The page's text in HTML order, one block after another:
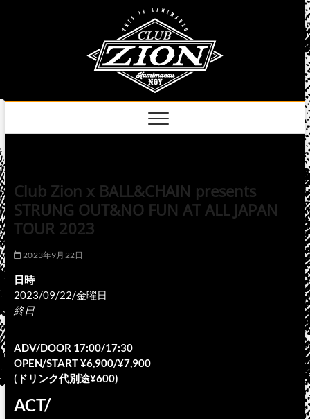
Club Zion x BALL&CHAIN presents
STRUNG OUT&NO FUN AT ALL JAPAN
TOUR 2023
2023年9月22日
日時
2023/09/22/金曜日
終日
ADV/DOOR 17:00/17:30
OPEN/START ¥6,900/¥7,900
(ドリンク代別途¥600)
ACT/